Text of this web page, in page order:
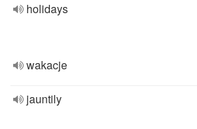
holidays
wakacje
jauntily